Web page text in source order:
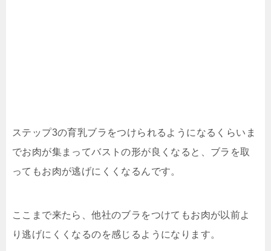
ステップ3の育乳ブラをつけられるようになるくらいま
でお肉が集まってバストの形が良くなると、ブラを取
ってもお肉が逃げにくくなるんです。
ここまで来たら、他社のブラをつけてもお肉が以前よ
り逃げにくくなるのを感じるようになります。